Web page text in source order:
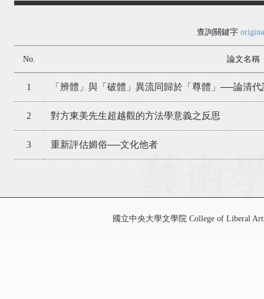
查詢關鍵字
No. 論文名稱
1 「辨體」與「破體」異流同歸於「尊體」──論清
2 對方東美先生超越觀的方法學意義之反思
3 重新評估媚俗──文化他者
國立中央大學文學院 College of Liberal